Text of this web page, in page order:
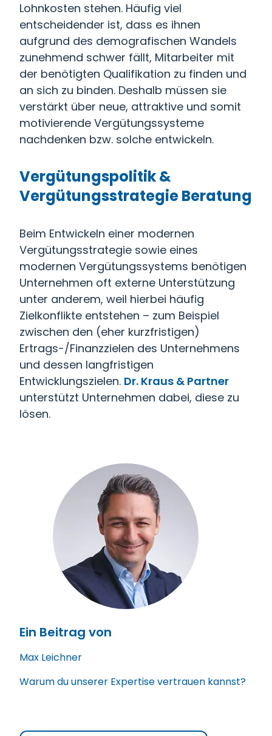
Lohnkosten stehen. Häufig viel
entscheidender ist, dass es ihnen
aufgrund des demografischen Wandels
zunehmend schwer fällt, Mitarbeiter mit
der benötigten Qualifikation zu finden und
an sich zu binden. Deshalb müssen sie
verstärkt über neue, attraktive und somit
motivierende Vergütungssysteme
nachdenken bzw. solche entwickeln.
Vergütungspolitik &
Vergütungsstrategie Beratung
Beim Entwickeln einer modernen
Vergütungsstrategie sowie eines
modernen Vergütungssystems benötigen
Unternehmen oft externe Unterstützung
unter anderem, weil hierbei häufig
Zielkonflikte entstehen – zum Beispiel
zwischen den (eher kurzfristigen)
Ertrags-/Finanzzielen des Unternehmens
und dessen langfristigen
Entwicklungszielen. Dr. Kraus & Partner
unterstützt Unternehmen dabei, diese zu
lösen.
Ein Beitrag von
Max Leichner
Warum du unserer Expertise vertrauen kannst?